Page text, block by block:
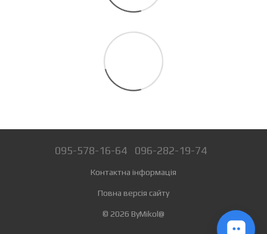
095-578-16-64 096-282-19-74
Контактна інформація
Повна версія сайту
© 2026 ByMikol@